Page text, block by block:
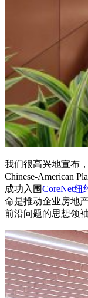
我们很高兴地宣布
Chinese-American
成功入围CoreNet纽
命是推动企业房地
前沿问题的思想领